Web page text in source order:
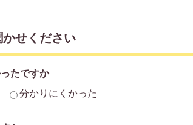
せください
たですか
分かりにくかった